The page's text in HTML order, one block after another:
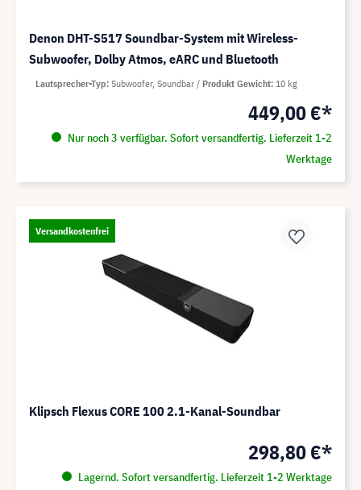
Denon DHT-S517 Soundbar-System mit Wireless-
Subwoofer, Dolby Atmos, eARC und Bluetooth
449,00 €*
Nur noch 3 verfügbar. Sofort versandfertig. Lieferzeit 1-2
Werktage
Lautsprecher-Typ Subwoofer, Soundbar Produkt Gewicht 10 kg
Versandkostenfrei
Klipsch Flexus CORE 100 2.1-Kanal-Soundbar
298,80 €*
Lagernd. Sofort versandfertig. Lieferzeit 1-2 Werktage